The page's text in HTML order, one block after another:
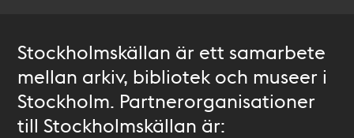
Stockholmskällan är ett samarbete
mellan arkiv, bibliotek och museer i
Stockholm. Partnerorganisationer
till Stockholmskällan är: